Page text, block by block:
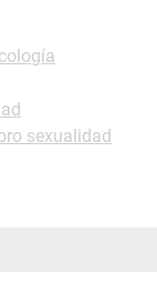
sexualidad